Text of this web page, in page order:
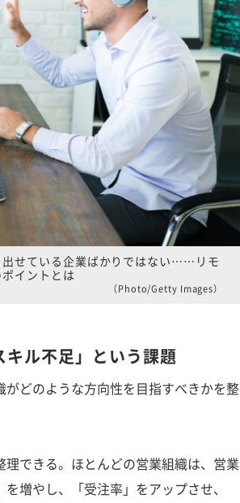
出せている企業ばかりではない……リモ
イントとは
（Photo/Getty Images）
ル不足」という課題
どのような方向性を目指すべきかを整
できる。ほとんどの営業組織は、営業
増やし、「受注率」をアップさせ、